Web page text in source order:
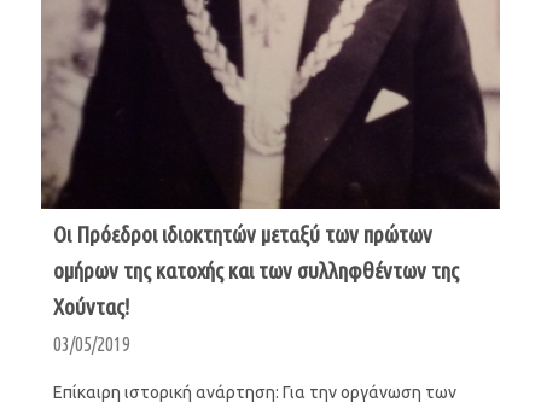
Οι Πρόεδροι ιδιοκτητών μεταξύ των πρώτων
ομήρων της κατοχής και των συλληφθέντων της
Χούντας!
03/05/2019
Επίκαιρη ιστορική ανάρτηση: Για την οργάνωση των